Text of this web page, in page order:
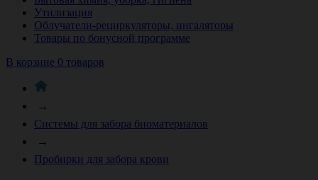
Утилизация
Облучатели-рециркуляторы, ингаляторы
Товары по бонусной программе
В корзине 0 товаров
→
Системы для забора биоматериалов
→
Пробирки для забора крови